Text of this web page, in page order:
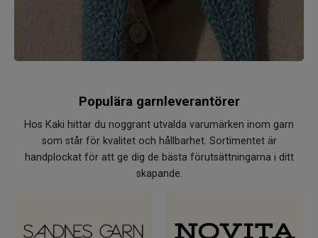
Populära garnleverantörer
Hos Kaki hittar du noggrant utvalda varumärken inom garn
som står för kvalitet och hållbarhet. Sortimentet är
handplockat för att ge dig de bästa förutsättningarna i ditt
skapande.